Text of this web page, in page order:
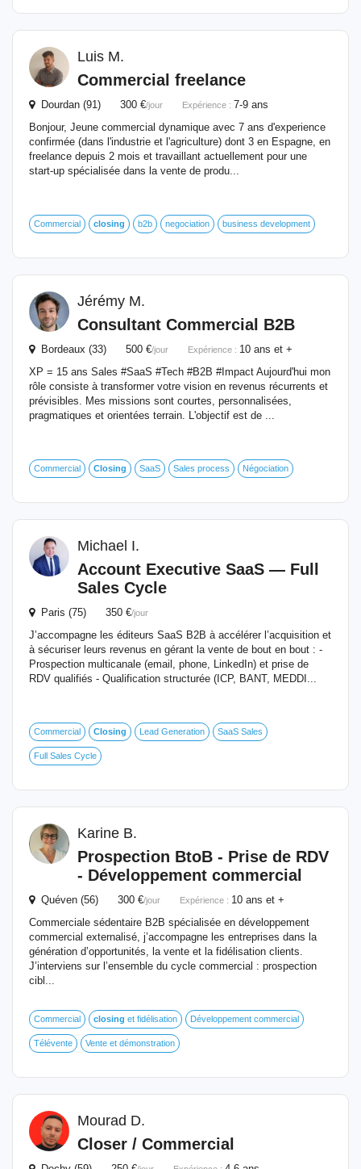
Luis M.
Commercial freelance
Dourdan (91) 300 €/jour Expérience : 7-9 ans
Bonjour, Jeune commercial dynamique avec 7 ans d'experience
confirmée (dans l'industrie et l'agriculture) dont 3 en Espagne, en
freelance depuis 2 mois et travaillant actuellement pour une
start-up spécialisée dans la vente de produ...
Commercial closing b2b negociation business development
Jérémy M.
Consultant Commercial B2B
Bordeaux (33) 500 €/jour Expérience : 10 ans et +
XP = 15 ans Sales #SaaS #Tech #B2B #Impact Aujourd'hui mon
rôle consiste à transformer votre vision en revenus récurrents et
prévisibles. Mes missions sont courtes, personnalisées,
pragmatiques et orientées terrain. L'objectif est de ...
Commercial Closing SaaS Sales process Négociation
Michael I.
Account Executive SaaS — Full
Sales Cycle
Paris (75) 350 €/jour
J’accompagne les éditeurs SaaS B2B à accélérer l’acquisition et
à sécuriser leurs revenus en gérant la vente de bout en bout : -
Prospection multicanale (email, phone, LinkedIn) et prise de
RDV qualifiés - Qualification structurée (ICP, BANT, MEDDI...
Commercial Closing Lead Generation SaaS Sales
Full Sales Cycle
Karine B.
Prospection BtoB - Prise de RDV
- Développement commercial
Quéven (56) 300 €/jour Expérience : 10 ans et +
Commerciale sédentaire B2B spécialisée en développement
commercial externalisé, j’accompagne les entreprises dans la
génération d’opportunités, la vente et la fidélisation clients.
J’interviens sur l’ensemble du cycle commercial : prospection
cibl...
Commercial closing et fidélisation Développement commercial
Télévente Vente et démonstration
Mourad D.
Closer / Commercial